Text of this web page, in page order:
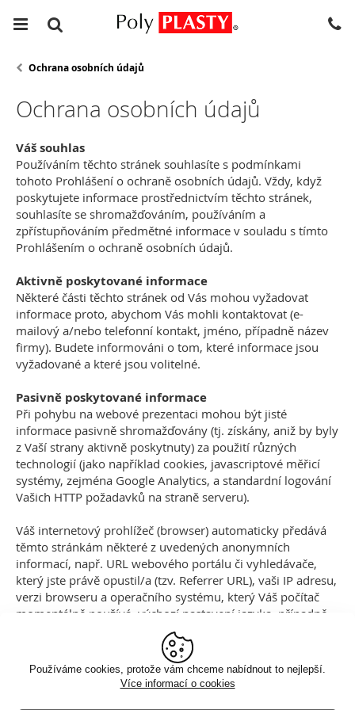
Ochrana osobních údajů
Ochrana osobních údajů
Váš souhlas
Používáním těchto stránek souhlasíte s podmínkami
tohoto Prohlášení o ochraně osobních údajů. Vždy, když
poskytujete informace prostřednictvím těchto stránek,
souhlasíte se shromažďováním, používáním a
zpřístupňováním předmětné informace v souladu s tímto
Prohlášením o ochraně osobních údajů.
Aktivně poskytované informace
Některé části těchto stránek od Vás mohou vyžadovat
informace proto, abychom Vás mohli kontaktovat (e-
mailový a/nebo telefonní kontakt, jméno, případně název
firmy). Budete informováni o tom, které informace jsou
vyžadované a které jsou volitelné.
Pasivně poskytované informace
Při pohybu na webové prezentaci mohou být jisté
informace pasivně shromažďovány (tj. získány, aniž by byly
z Vaší strany aktivně poskytnuty) za použití různých
technologií (jako například cookies, javascriptové měřicí
systémy, zejména Google Analytics, a standardní logování
Vašich HTTP požadavků na straně serveru).
Váš internetový prohlížeč (browser) automaticky předává
těmto stránkám některé z uvedených anonymních
informací, např. URL webového portálu či vyhledávače,
který jste právě opustil/a (tzv. Referrer URL), vaši IP adresu,
verzi browseru a operačního systému, který Váš počítač
momentálně používá, výchozí nastavení jazyka, případně
informace o nainstalovaných doplňcích Vašeho prohlížeče.
Tyto stránky pro svůj provoz vyžadují ukládání cookies ve
vašem prohlížeči. Můžete jej nastavit tak, aby Vás
informoval v okamžiku, kdy je cookie zaslána, anebo
Používáme cookies, protože vám chceme nabídnout to nejlepší.
Více informací o cookies